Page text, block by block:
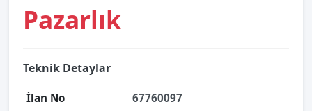
Pazarlık
Teknik Detaylar
İlan No 67760097